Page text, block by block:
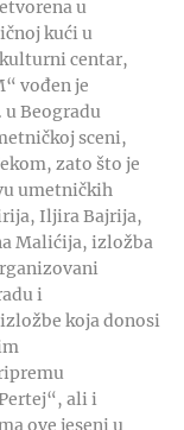
u
kući u
centar,
vođen je
Beogradu
sceni,
zato što je
umetničkih
Iljira Bajrija,
Malićija, izložba
i
koja donosi
ali i
ove jeseni u